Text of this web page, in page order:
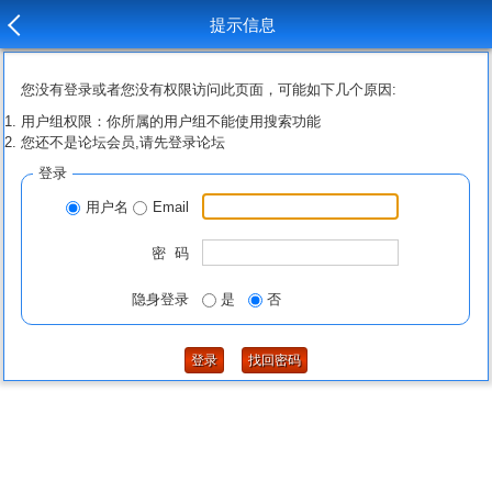
提示信息
您没有登录或者您没有权限访问此页面，可能如下几个原因:
用户组权限：你所属的用户组不能使用搜索功能
您还不是论坛会员,请先登录论坛
登录
用户名 Email
密 码
隐身登录 是 否